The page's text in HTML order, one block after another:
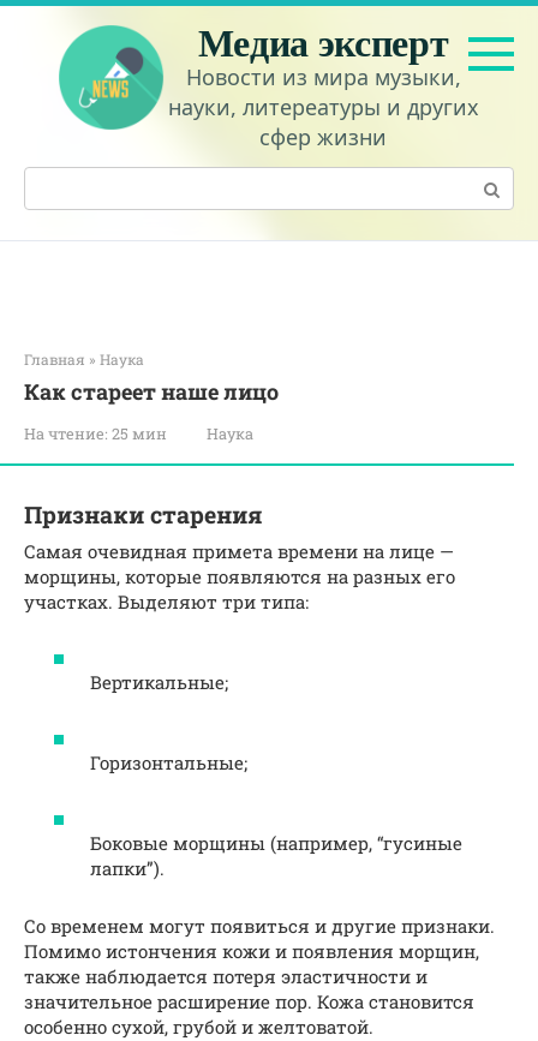
Перейти
контенту
Медиа эксперт
Новости из мира музыки,
науки, литереатуры и других
сфер жизни
Поиск:
Главная » Наука
Как стареет наше лицо
На чтение: 25 мин Наука
Признаки старения
Самая очевидная примета времени на лице —
морщины, которые появляются на разных его
участках. Выделяют три типа:
Вертикальные;
Горизонтальные;
Боковые морщины (например, “гусиные
лапки”).
Со временем могут появиться и другие признаки.
Помимо истончения кожи и появления морщин,
также наблюдается потеря эластичности и
значительное расширение пор. Кожа становится
особенно сухой, грубой и желтоватой.